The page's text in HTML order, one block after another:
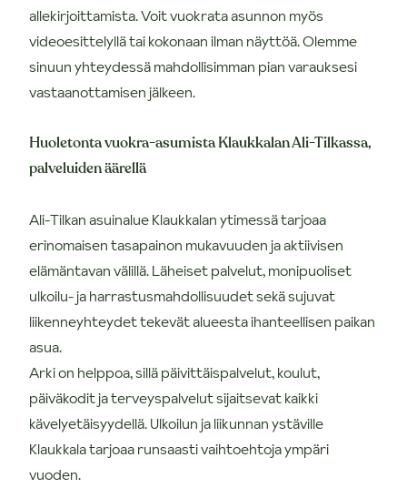
allekirjoittamista. Voit vuokrata asunnon myös
videoesittelyllä tai kokonaan ilman näyttöä. Olemme
sinuun yhteydessä mahdollisimman pian varauksesi
vastaanottamisen jälkeen.
Huoletonta vuokra-asumista Klaukkalan Ali-Tilkassa,
palveluiden äärellä
Ali-Tilkan asuinalue Klaukkalan ytimessä tarjoaa
erinomaisen tasapainon mukavuuden ja aktiivisen
elämäntavan välillä. Läheiset palvelut, monipuoliset
ulkoilu- ja harrastusmahdollisuudet sekä sujuvat
liikenneyhteydet tekevät alueesta ihanteellisen paikan
asua.
Arki on helppoa, sillä päivittäispalvelut, koulut,
päiväkodit ja terveyspalvelut sijaitsevat kaikki
kävelyetäisyydellä. Ulkoilun ja liikunnan ystäville
Klaukkala tarjoaa runsaasti vaihtoehtoja ympäri
vuoden.